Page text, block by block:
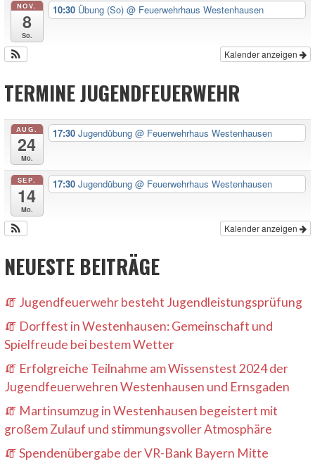
NOV.
8
So.
10:30 Übung (So) @ Feuerwehrhaus Westenhausen
Kalender anzeigen
TERMINE JUGENDFEUERWEHR
AUG.
24
Mo.
17:30 Jugendübung @ Feuerwehrhaus Westenhausen
SEP.
14
Mo.
17:30 Jugendübung @ Feuerwehrhaus Westenhausen
Kalender anzeigen
NEUESTE BEITRÄGE
Jugendfeuerwehr besteht Jugendleistungsprüfung
Dorffest in Westenhausen: Gemeinschaft und
Spielfreude bei bestem Wetter
Erfolgreiche Teilnahme am Wissenstest 2024 der
Jugendfeuerwehren Westenhausen und Ernsgaden
Martinsumzug in Westenhausen begeistert mit
großem Zulauf und stimmungsvoller Atmosphäre
Spendenübergabe der VR-Bank Bayern Mitte